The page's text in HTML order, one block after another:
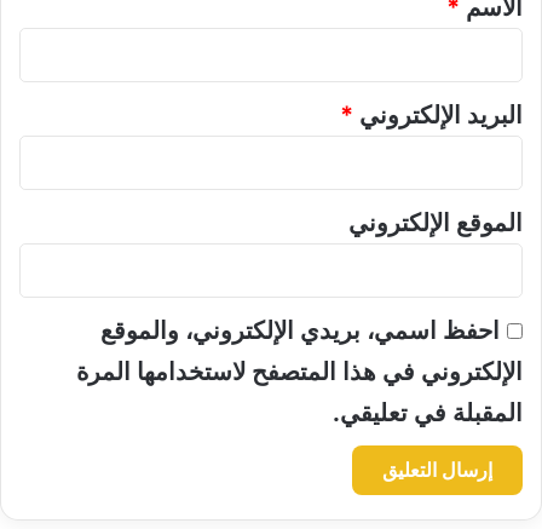
الاسم *
البريد الإلكتروني *
الموقع الإلكتروني
احفظ اسمي، بريدي الإلكتروني، والموقع
الإلكتروني في هذا المتصفح لاستخدامها المرة
المقبلة في تعليقي.